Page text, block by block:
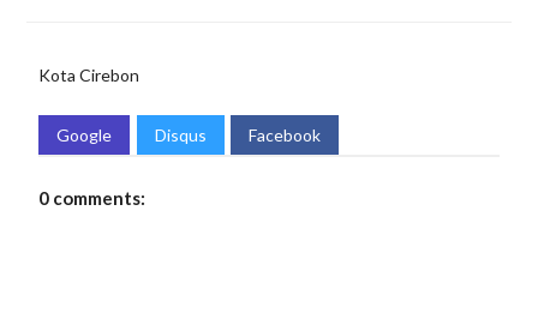
Kota Cirebon
Google Disqus Facebook
0 comments: